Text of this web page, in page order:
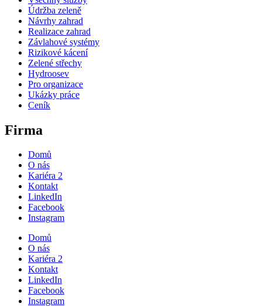
Údržba zeleně
Návrhy zahrad
Realizace zahrad
Závlahové systémy
Rizikové kácení
Zelené střechy
Hydroosev
Pro organizace
Ukázky práce
Ceník
Firma
Domů
O nás
Kariéra 2
Kontakt
LinkedIn
Facebook
Instagram
Domů
O nás
Kariéra 2
Kontakt
LinkedIn
Facebook
Instagram